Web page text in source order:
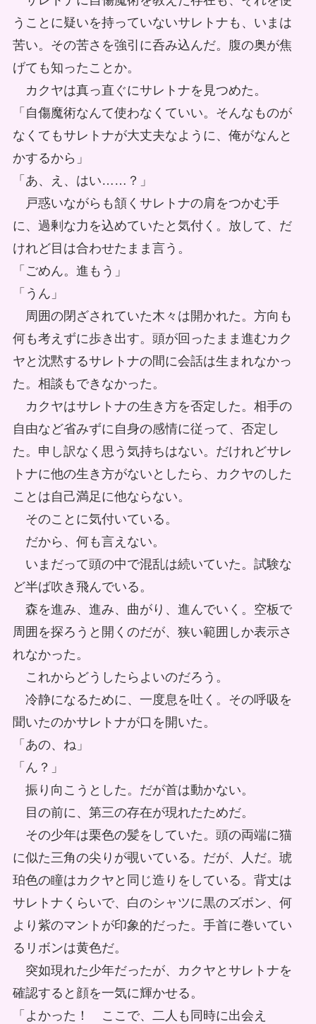
うことに疑いを持っていないサレトナも、いまは
苦い。その苦さを強引に呑み込んだ。腹の奥が焦
げても知ったことか。
カクヤは真っ直ぐにサレトナを見つめた。
「自傷魔術なんて使わなくていい。そんなものが
なくてもサレトナが大丈夫なように、俺がなんと
かするから」
「あ、え、はい……？」
戸惑いながらも頷くサレトナの肩をつかむ手
に、過剰な力を込めていたと気付く。放して、だ
けれど目は合わせたまま言う。
「ごめん。進もう」
「うん」
周囲の閉ざされていた木々は開かれた。方向も
何も考えずに歩き出す。頭が回ったまま進むカク
ヤと沈黙するサレトナの間に会話は生まれなかっ
た。相談もできなかった。
カクヤはサレトナの生き方を否定した。相手の
自由など省みずに自身の感情に従って、否定し
た。申し訳なく思う気持ちはない。だけれどサレ
トナに他の生き方がないとしたら、カクヤのした
ことは自己満足に他ならない。
そのことに気付いている。
だから、何も言えない。
いまだって頭の中で混乱は続いていた。試験な
ど半ば吹き飛んでいる。
森を進み、進み、曲がり、進んでいく。空板で
周囲を探ろうと開くのだが、狭い範囲しか表示さ
れなかった。
これからどうしたらよいのだろう。
冷静になるために、一度息を吐く。その呼吸を
聞いたのかサレトナが口を開いた。
「あの、ね」
「ん？」
振り向こうとした。だが首は動かない。
目の前に、第三の存在が現れたためだ。
その少年は栗色の髪をしていた。頭の両端に猫
に似た三角の尖りが覗いている。だが、人だ。琥
珀色の瞳はカクヤと同じ造りをしている。背丈は
サレトナくらいで、白のシャツに黒のズボン、何
より紫のマントが印象的だった。手首に巻いてい
るリボンは黄色だ。
突如現れた少年だったが、カクヤとサレトナを
確認すると顔を一気に輝かせる。
「よかった！ ここで、二人も同時に出会え